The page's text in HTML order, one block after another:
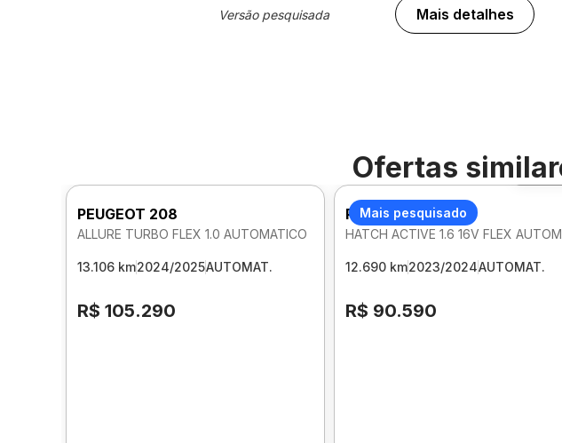
Versão pesquisada Mais detalhes
Ofertas
PEUGEOT 208
ALLURE TURBO FLEX 1.0 AUTOMATICO
13.106 km2024/2025AUTOMAT.
R$ 105.290
Mais pesquisado
Foto
PEUGEOT 208
HATCH ACTIVE 1.6 16V FLEX
12.690 km2023/2024AUTOMAT.
R$ 90.590